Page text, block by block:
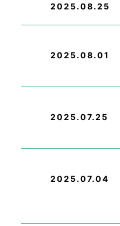
2025.08.25
2025.08.01
2025.07.25
2025.07.04